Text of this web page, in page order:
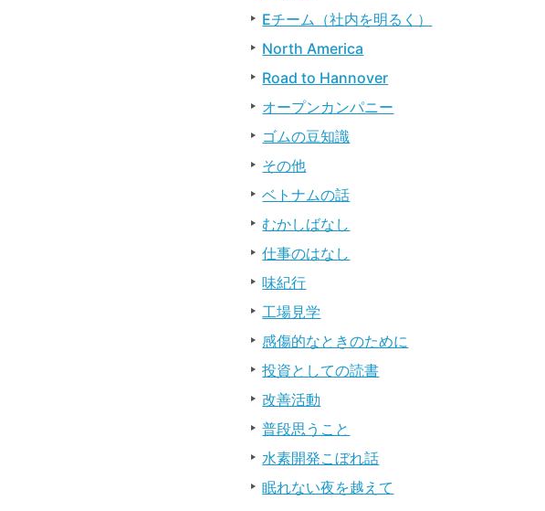
Eチーム（社内を明るく）
North America
Road to Hannover
オープンカンパニー
ゴムの豆知識
その他
ベトナムの話
むかしばなし
仕事のはなし
味紀行
工場見学
感傷的なときのために
投資としての読書
改善活動
普段思うこと
水素開発こぼれ話
眠れない夜を越えて